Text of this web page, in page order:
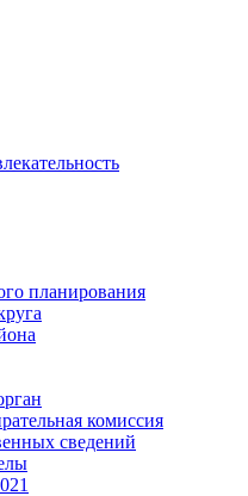
планирования
комиссия
сведений